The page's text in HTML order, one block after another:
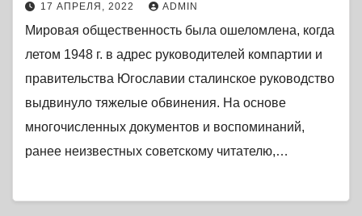
17 АПРЕЛЯ, 2022 ADMIN
Мировая общественность была ошеломлена, когда
летом 1948 г. в адрес руководителей компартии и
правительства Югославии сталинское руководство
выдвинуло тяжелые обвинения. На основе
многочисленных документов и воспоминаний,
ранее неизвестных советскому читателю,…